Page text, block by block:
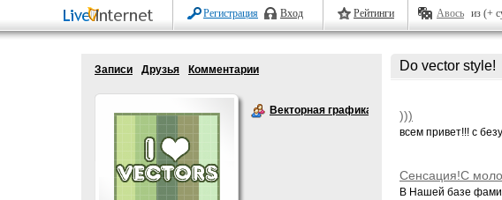
Регистрация Вход Рейтинги Авось из (+
Записи Друзья Комментарии
Векторная графика
Do vector style!
)))
всем привет!!! с
Сенсация!С
черными
В Нашей базе